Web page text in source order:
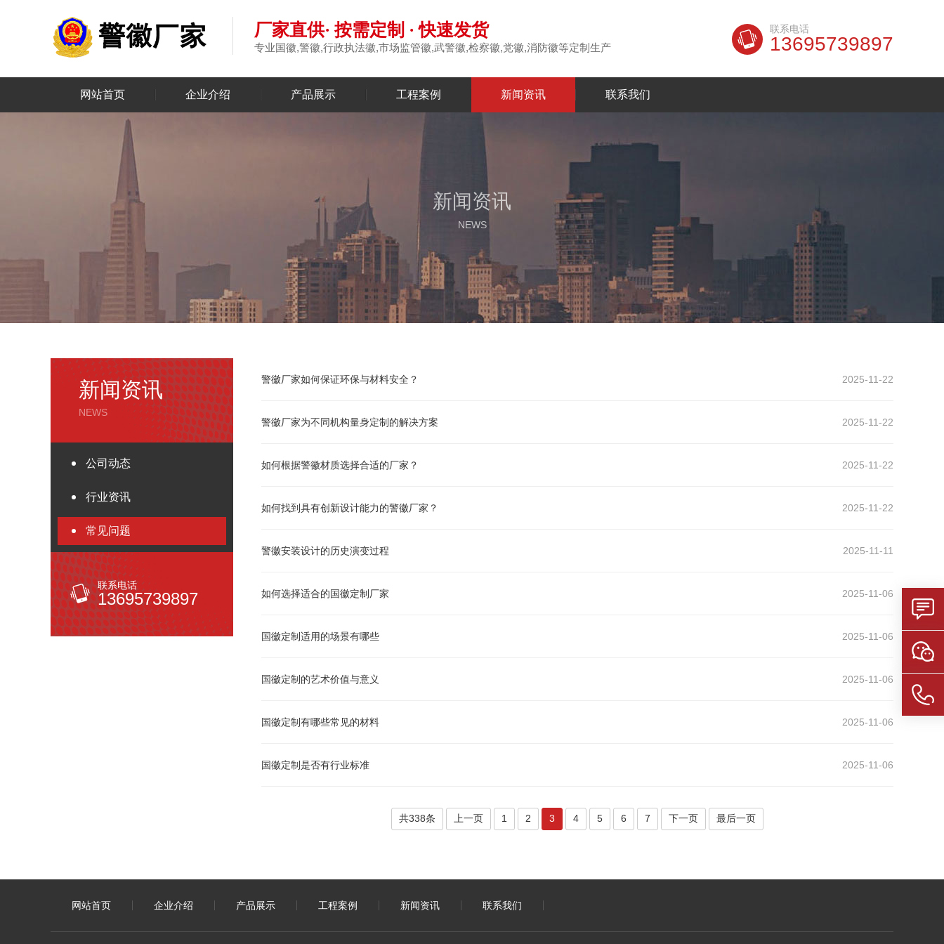
联系电话
13695739897
厂家直供· 按需定制 · 快速发货
专业国徽,警徽,行政执法徽,市场监管徽,武警徽,检察徽,党徽,消防徽等定制生产
网站首页 企业介绍 产品展示 工程案例 新闻资讯 联系我们
新闻资讯
NEWS
新闻资讯
NEWS
公司动态
行业资讯
常见问题
联系电话
13695739897
2025-11-22
警徽厂家如何保证环保与材料安全？
2025-11-22
警徽厂家为不同机构量身定制的解决方案
2025-11-22
如何根据警徽材质选择合适的厂家？
2025-11-22
如何找到具有创新设计能力的警徽厂家？
2025-11-11
警徽安装设计的历史演变过程
2025-11-06
如何选择适合的国徽定制厂家
2025-11-06
国徽定制适用的场景有哪些
2025-11-06
国徽定制的艺术价值与意义
2025-11-06
国徽定制有哪些常见的材料
2025-11-06
国徽定制是否有行业标准
共338条 上一页 1 2 3 4 5 6 7 下一页 最后一页
网站首页 企业介绍 产品展示 工程案例 新闻资讯 联系我们